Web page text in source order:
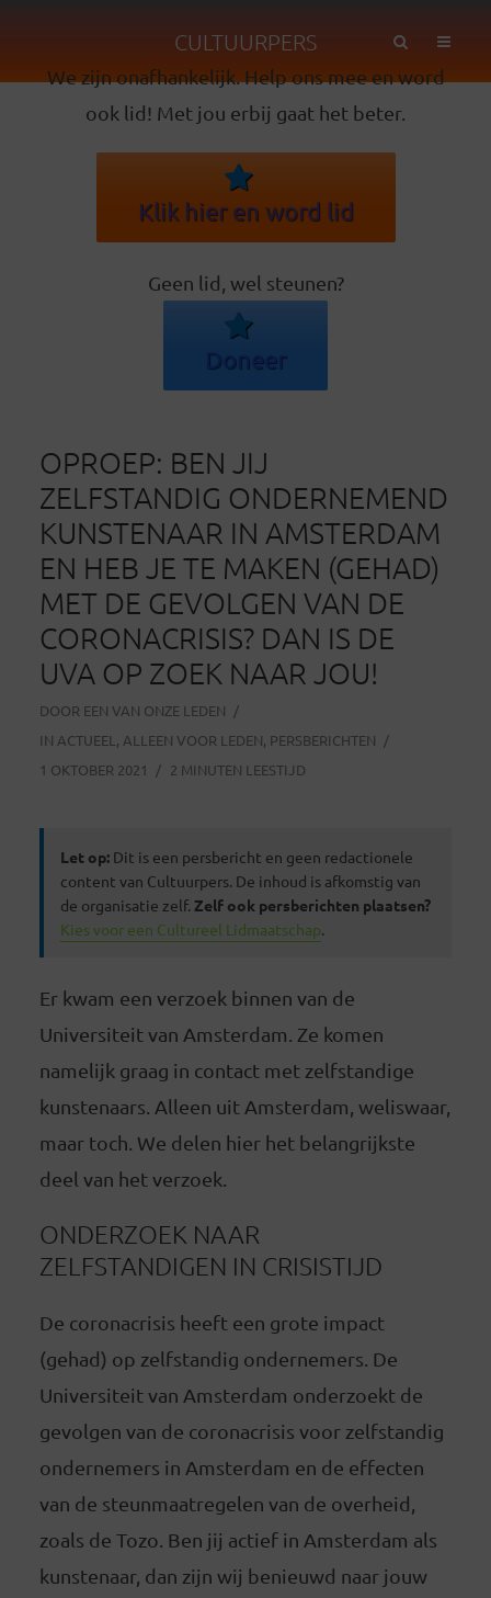
CULTUURPERS
We zijn onafhankelijk. Help ons mee en word
ook lid! Met jou erbij gaat het beter.
Klik hier en word lid
Geen lid, wel steunen?
Doneer
OPROEP: BEN JIJ
ZELFSTANDIG ONDERNEMEND
KUNSTENAAR IN AMSTERDAM
EN HEB JE TE MAKEN (GEHAD)
MET DE GEVOLGEN VAN DE
CORONACRISIS? DAN IS DE
UVA OP ZOEK NAAR JOU!
DOOR EEN VAN ONZE LEDEN
IN ACTUEEL , ALLEEN VOOR LEDEN, PERSBERICHTEN
1 OKTOBER 2021
2 MINUTEN LEESTIJD
Let op:Dit is een persbericht en geen redactionele
content van Cultuurpers. De inhoud is afkomstig van
de organisatie zelf. Zelf ook persberichten plaatsen?
Kies voor een Cultureel Lidmaatschap.
Er kwam een verzoek binnen van de
Universiteit van Amsterdam. Ze komen
namelijk graag in contact met zelfstandige
kunstenaars. Alleen uit Amsterdam, weliswaar,
maar toch. We delen hier het belangrijkste
deel van het verzoek.
ONDERZOEK NAAR
ZELFSTANDIGEN IN CRISISTIJD
De coronacrisis heeft een grote impact
(gehad) op zelfstandig ondernemers. De
Universiteit van Amsterdam onderzoekt de
gevolgen van de coronacrisis voor zelfstandig
ondernemers in Amsterdam en de effecten
van de steunmaatregelen van de overheid,
zoals de Tozo. Ben jij actief in Amsterdam als
kunstenaar, dan zijn wij benieuwd naar jouw